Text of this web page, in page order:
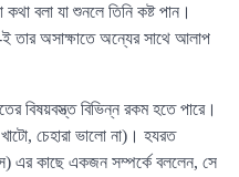
বলা যা শুনলে তিনি কষ্ট পান।
ই তার অসাক্ষাতে অন্যের সাথে আলাপ
বিষয়বস্ত্ত বিভিন্ন রকম হতে পারে।
চেহারা ভালো না)। হযরত
এর কাছে একজন সম্পর্কে বললেন, সে